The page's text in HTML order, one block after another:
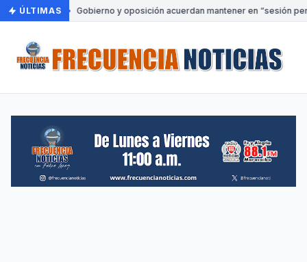
ÚLTIMAS Gobierno y oposición acuerdan mantener en “sesión